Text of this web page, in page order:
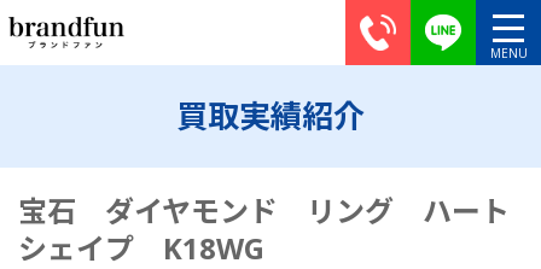
買取実績紹介
宝石 ダイヤモンド リング ハート
シェイプ K18WG